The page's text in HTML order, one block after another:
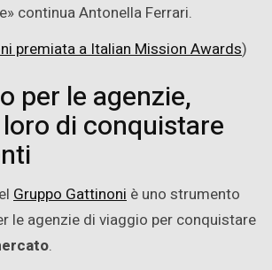
continua Antonella Ferrari.
premiata a Italian Mission Awards)
per le agenzie,
di conquistare
Gruppo Gattinoni è uno strumento
le agenzie di viaggio per conquistare
.